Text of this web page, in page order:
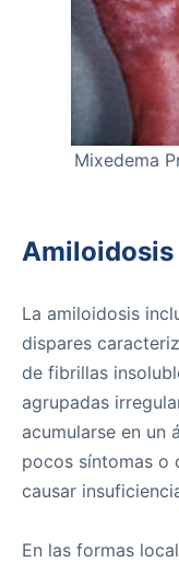
Mixedema
Amiloidosis
La amiloidosis
dispares
de fibrillas
agrupadas
acumularse en un
pocos síntomas o
causar
En las formas